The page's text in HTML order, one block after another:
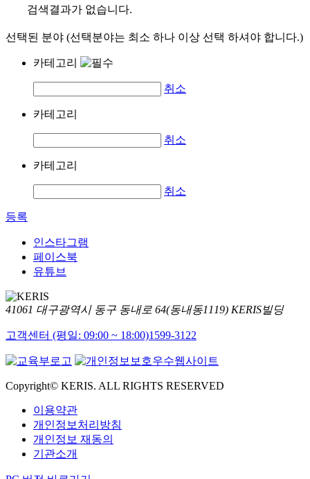
검색결과가 없습니다.
선택된 분야 (선택분야는 최소 하나 이상 선택 하셔야 합니다.)
카테고리
취소
카테고리
취소
카테고리
취소
등록
인스타그램
페이스북
유튜브
41061 대구광역시 동구 동내로 64(동내동1119) KERIS빌딩
고객센터 (평일: 09:00 ~ 18:00)1599-3122
Copyright© KERIS. ALL RIGHTS RESERVED
이용약관
개인정보처리방침
개인정보 재동의
기관소개